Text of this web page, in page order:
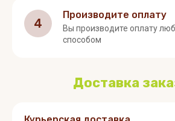
4
Производите оплату
Вы производите оплату
способом
Доставка